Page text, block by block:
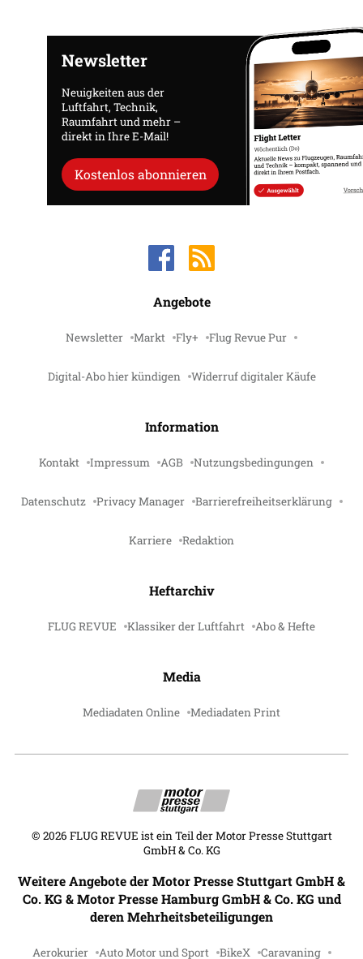
Newsletter
Neuigkeiten aus der
Luftfahrt, Technik,
Raumfahrt und mehr –
direkt in Ihre E-Mail!
Kostenlos abonnieren
Angebote
Newsletter Markt Fly+ Flug Revue Pur
Digital-Abo hier kündigen Widerruf digitaler Käufe
Information
Kontakt Impressum AGB Nutzungsbedingungen
Datenschutz Privacy Manager Barrierefreiheitserklärung
Karriere Redaktion
Heftarchiv
FLUG REVUE Klassiker der Luftfahrt Abo & Hefte
Media
Mediadaten Online Mediadaten Print
© 2026 FLUG REVUE ist ein Teil der Motor Presse Stuttgart
GmbH & Co. KG
Weitere Angebote der Motor Presse Stuttgart GmbH &
Co. KG & Motor Presse Hamburg GmbH & Co. KG und
deren Mehrheitsbeteiligungen
Aerokurier Auto Motor und Sport BikeX Caravaning